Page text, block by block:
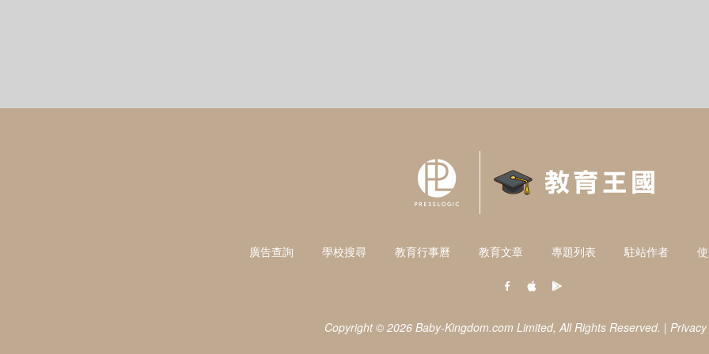
廣告查詢 學校搜尋 教育行事曆 教育文章 專題列表 駐站作者
Copyright © 2026 Baby-Kingdom.com Limited, All Rights Reserved. |